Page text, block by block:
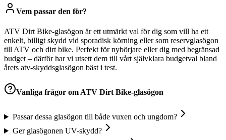
Vem passar den för?
ATV Dirt Bike-glasögon är ett utmärkt val för dig som vill ha ett
enkelt, billigt skydd vid sporadisk körning eller som reservglasögon
till ATV och dirt bike. Perfekt för nybörjare eller dig med begränsad
budget – därför har vi utsett dem till vårt självklara budgetval bland
årets atv-skyddsglasögon bäst i test.
Vanliga frågor om ATV Dirt Bike-glasögon
Passar dessa glasögon till både vuxen och ungdom?
Ger glasögonen UV-skydd?